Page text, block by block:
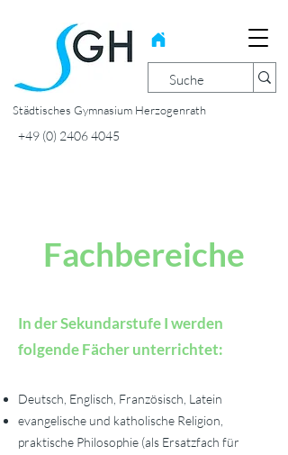
Städtisches Gymnasium Herzogenrath
+49 (0) 2406 4045
Fachbereiche
In der Sekundarstufe I werden
folgende Fächer unterrichtet:
Deutsch, Englisch, Französisch, Latein
evangelische und katholische Religion,
praktische Philosophie (als Ersatzfach für